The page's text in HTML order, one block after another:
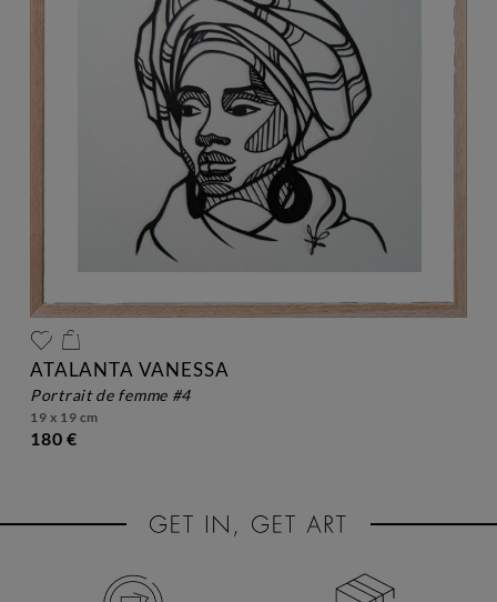
ATALANTA VANESSA
portrait de femme #4
19 x 19 cm
180 €